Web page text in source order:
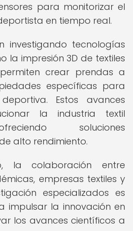
para monitorizar el
en tiempo real.
investigando tecnologías
la impresión 3D de textiles
crear prendas a
específicas para
Estos avances
la industria textil
soluciones
alto rendimiento.
la colaboración entre
empresas textiles y
especializados es
impulsar la innovación en
los avances científicos a